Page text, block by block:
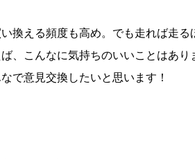
換える頻度も高め。でも走れば走る
、こんなに気持ちのいいことはあり
で意見交換したいと思います！